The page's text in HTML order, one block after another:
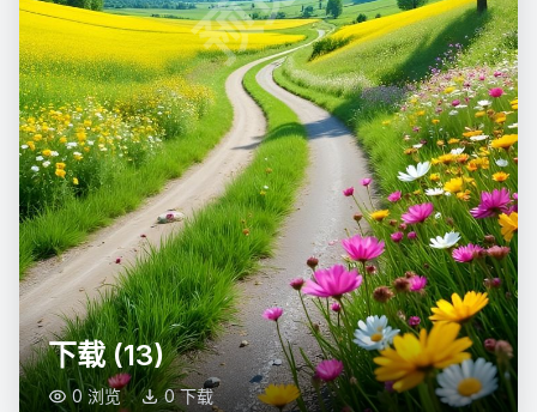
下载 (13)
0 浏览 0 下载